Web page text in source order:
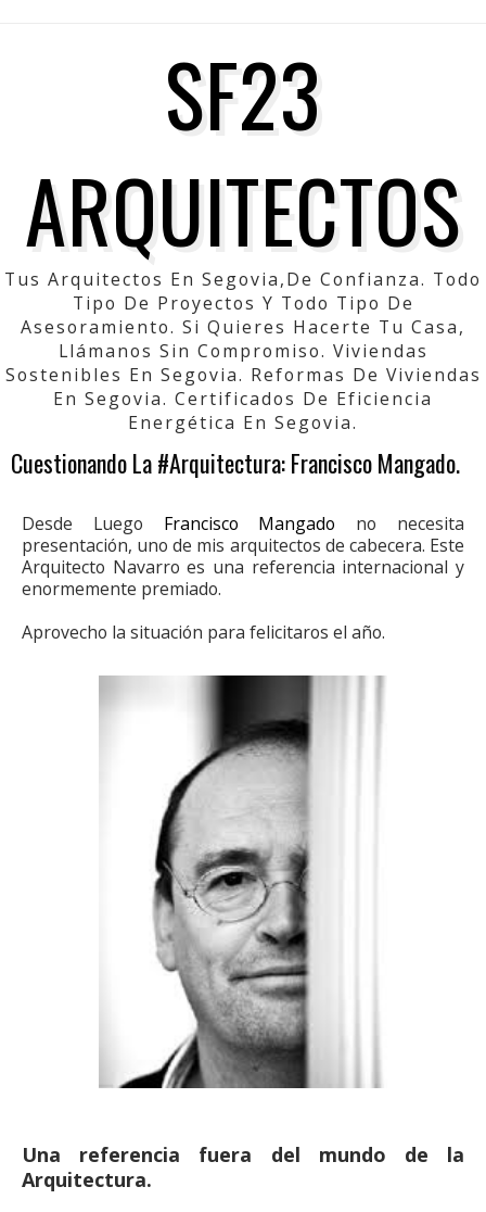
SF23
ARQUITECTOS
Tus Arquitectos En Segovia,de Confianza. Todo
Tipo De Proyectos Y Todo Tipo De
Asesoramiento. Si Quieres Hacerte Tu Casa,
Llámanos Sin Compromiso. Viviendas
Sostenibles En Segovia. Reformas De Viviendas
En Segovia. Certificados De Eficiencia
Energética En Segovia.
Cuestionando La #Arquitectura: Francisco Mangado.
Desde Luego Francisco Mangado no necesita
presentación, uno de mis arquitectos de cabecera. Este
Arquitecto Navarro es una referencia internacional y
enormemente premiado.
Aprovecho la situación para felicitaros el año.
Una referencia fuera del mundo de la
Arquitectura.